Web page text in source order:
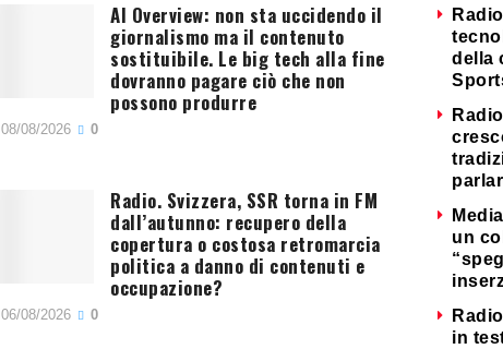
AI Overview: non sta uccidendo il
giornalismo ma il contenuto
sostituibile. Le big tech alla fine
dovranno pagare ciò che non
possono produrre
08/08/2026 0
Radio. Svizzera, SSR torna in FM
dall’autunno: recupero della
copertura o costosa retromarcia
politica a danno di contenuti e
occupazione?
06/08/2026 0
della
un
in